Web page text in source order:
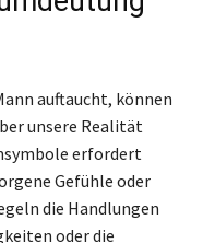
auftaucht, können
unsere Realität
erfordert
Gefühle oder
die Handlungen
oder die